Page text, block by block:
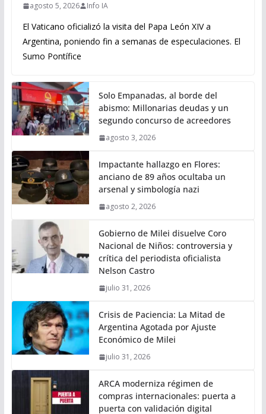
agosto 5, 2026 Info IA
El Vaticano oficializó la visita del Papa León XIV a
Argentina, poniendo fin a semanas de especulaciones. El
Sumo Pontífice
Solo Empanadas, al borde del
abismo: Millonarias deudas y un
segundo concurso de acreedores
agosto 3, 2026
Impactante hallazgo en Flores:
anciano de 89 años ocultaba un
arsenal y simbología nazi
agosto 2, 2026
Gobierno de Milei disuelve Coro
Nacional de Niños: controversia y
crítica del periodista oficialista
Nelson Castro
julio 31, 2026
Crisis de Paciencia: La Mitad de
Argentina Agotada por Ajuste
Económico de Milei
julio 31, 2026
ARCA moderniza régimen de
compras internacionales: puerta a
puerta con validación digital